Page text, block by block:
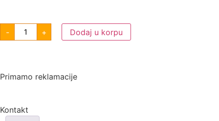
- + Dodaj u korpu
Primamo reklamacije
Kontakt